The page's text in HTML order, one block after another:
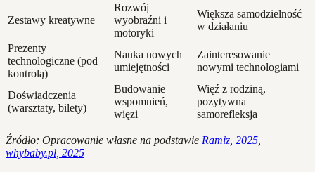
Zestawy kreatywne
Rozwój
wyobraźni i
motoryki
Większa samodzielność
w działaniu
Prezenty
technologiczne (pod
kontrolą)
Nauka nowych
umiejętności
Zainteresowanie
nowymi technologiami
Doświadczenia
(warsztaty, bilety)
Budowanie
wspomnień,
więzi
Więź z rodziną,
pozytywna
samorefleksja
Źródło: Opracowanie własne na podstawie Ramiz, 2025
whybaby.pl, 2025